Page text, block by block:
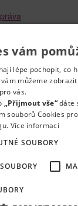
a vodní
na e-mail
vám
lépe pochopit, co
můžeme
vás.
„Přijmout vše“dáte
souborů Cookies
Více informací
SOUBORY